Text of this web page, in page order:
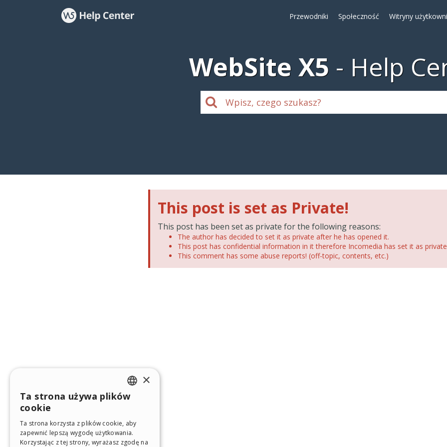
Przewodniki Społeczność Witryny
WebSite X5 Help
This post is set as Private!
This post has been set as private for the following reasons:
The author has decided to set it as private after he has opened it.
This post has confidential information in it therefore Incomedia has set it as
This comment has some abuse reports! (off-topic, contents, etc.)
ENGLISH
GERMAN
×
Ta strona używa plików
cookie
Ta strona korzysta z plików cookie, aby
zapewnić lepszą wygodę użytkowania.
Korzystając z tej strony, wyrażasz zgodę na